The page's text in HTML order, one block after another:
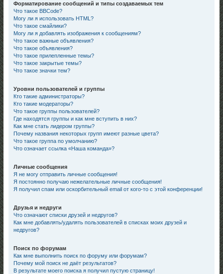
Форматирование сообщений и типы создаваемых тем
Что такое BBCode?
Могу ли я использовать HTML?
Что такое смайлики?
Могу ли я добавлять изображения к сообщениям?
Что такое важные объявления?
Что такое объявления?
Что такое прилепленные темы?
Что такое закрытые темы?
Что такое значки тем?
Уровни пользователей и группы
Кто такие администраторы?
Кто такие модераторы?
Что такое группы пользователей?
Где находятся группы и как мне вступить в них?
Как мне стать лидером группы?
Почему названия некоторых групп имеют разные цвета?
Что такое группа по умолчанию?
Что означает ссылка «Наша команда»?
Личные сообщения
Я не могу отправить личные сообщения!
Я постоянно получаю нежелательные личные сообщения!
Я получил спам или оскорбительный email от кого-то с этой конференции!
Друзья и недруги
Что означают списки друзей и недругов?
Как мне добавлять/удалять пользователей в списках моих друзей и
недругов?
Поиск по форумам
Как мне выполнить поиск по форуму или форумам?
Почему мой поиск не даёт результатов?
В результате моего поиска я получил пустую страницу!